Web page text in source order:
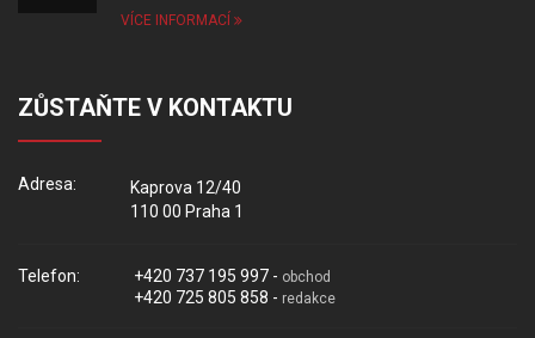
VÍCE INFORMACÍ
ZŮSTAŇTE V KONTAKTU
Adresa:
Kaprova 12/40
110 00 Praha 1
Telefon: +420 737 195 997 - obchod
+420 725 805 858 - redakce